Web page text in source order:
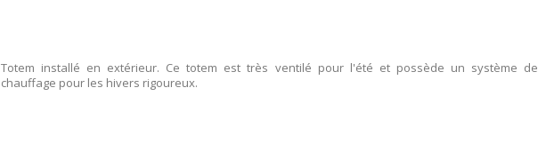
Totem installé en extérieur. Ce totem est très ventilé pour l'été et possède un système de
chauffage pour les hivers rigoureux.